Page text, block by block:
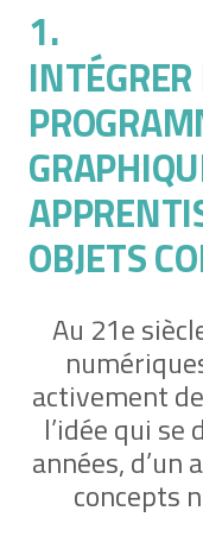
1.
OBJETS
Au 21e
activement
l’idée qui se
années,
concepts